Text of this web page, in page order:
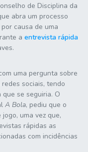
de Disciplina da
abra um processo
causa de uma
a entrevista rápida
uma pergunta sobre
sociais, tendo
se seguiria. O
A Bola, pediu que o
uma vez que,
rápidas as
com incidências